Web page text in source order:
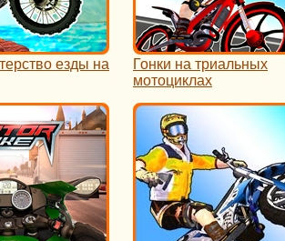
езды на
Гонки на триальных
мотоциклах